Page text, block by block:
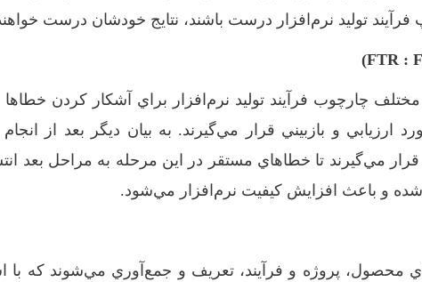
توليد نرم‌افزار ‏درست باشند، نتايج خودشان درست
چارچوب فرآيند توليد نرم‌افزار براي آشکار کردن خطاها
ارزيابي و بازبيني قرار مي‌گيرند. به بيان ديگر بعد از
مي‌گيرند تا خطاهاي مستقر در اين مرحله به مراحل بعد
شده و باعث افزايش کيفيت نرم‌افزار مي‌شود.
محصول، پروژه و فرآيند، تعريف و جمع‌آوري مي‌شوند که با